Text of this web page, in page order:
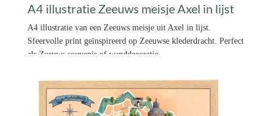
A4 illustratie Zeeuws meisje Axel in lijst
A4 illustratie van een Zeeuws meisje uit Axel in lijst.
Sfeervolle print geïnspireerd op Zeeuwse klederdracht. Perfect
als Zeeuws souvenir of wanddecoratie.
Prijs per stuk
